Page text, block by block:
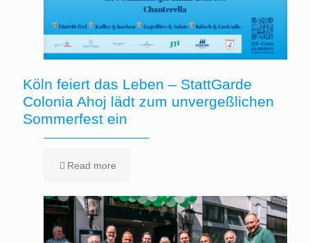
Köln feiert das Leben – StattGarde
Colonia Ahoj lädt zum unvergeßlichen
Sommerfest ein
Read more